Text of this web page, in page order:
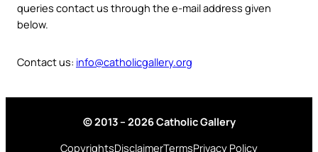
queries contact us through the e-mail address given
below.
Contact us: info@catholicgallery.org
© 2013 – 2026 Catholic Gallery
CopyrightsDisclaimerTermsPrivacy Policy